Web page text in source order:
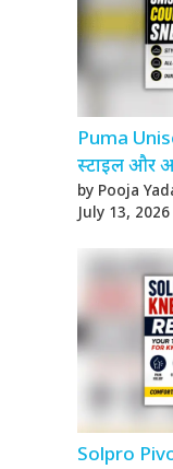
Puma
स्टाइल और
by Pooja
July 13, 2026
Solpro